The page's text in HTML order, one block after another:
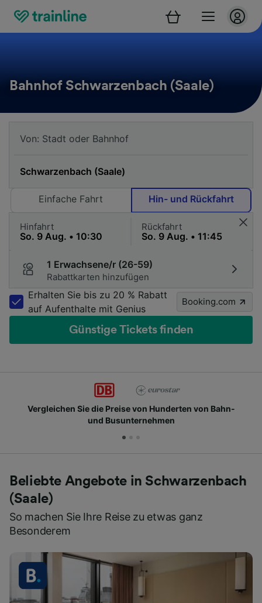
Bahnhof Schwarzenbach (Saale)
Einfache Fahrt Hin- und Rückfahrt
Hinfahrt Rückfahrt
1 Erwachsene/r (26-59)
Rabattkarten hinzufügen
Erhalten Sie bis zu 20 % Rabatt
auf Aufenthalte mit Genius
Booking.com
Günstige Tickets finden
Sie die Preise von Hunderten von Bahn-
und Busunternehmen
Beliebte Angebote in Schwarzenbach
(Saale)
So machen Sie Ihre Reise zu etwas ganz
Besonderem